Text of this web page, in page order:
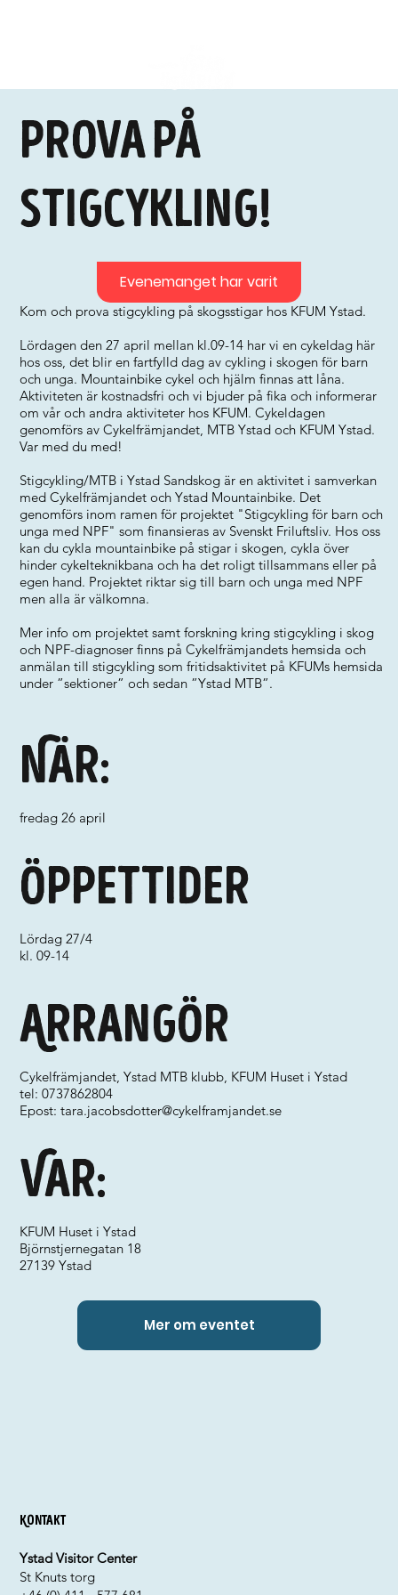
Prova på
Stigcykling!
Kom och prova stigcykling på skogsstigar hos KFUM Ystad.
Lördagen den 27 april mellan kl.09-14 har vi en cykeldag här
hos oss, det blir en fartfylld dag av cykling i skogen för barn
och unga. Mountainbike cykel och hjälm finnas att låna.
Aktiviteten är kostnadsfri och vi bjuder på fika och informerar
om vår och andra aktiviteter hos KFUM. Cykeldagen
genomförs av Cykelfrämjandet, MTB Ystad och KFUM Ystad.
Var med du med!
Stigcykling/MTB i Ystad Sandskog är en aktivitet i samverkan
med Cykelfrämjandet och Ystad Mountainbike. Det
genomförs inom ramen för projektet "Stigcykling för barn och
unga med NPF" som finansieras av Svenskt Friluftsliv. Hos oss
kan du cykla mountainbike på stigar i skogen, cykla över
hinder cykelteknikbana och ha det roligt tillsammans eller på
egen hand. Projektet riktar sig till barn och unga med NPF
men alla är välkomna.
Mer info om projektet samt forskning kring stigcykling i skog
och NPF-diagnoser finns på Cykelfrämjandets hemsida och
anmälan till stigcykling som fritidsaktivitet på KFUMs hemsida
under ”sektioner” och sedan ”Ystad MTB”.
När:
fredag 26 april
Var:
Arrangör
Cykelfrämjandet, Ystad MTB klubb, KFUM Huset i Ystad
tel: 0737862804
Epost:tara.jacobsdotter@cykelframjandet.se
KFUM Huset i Ystad
Björnstjernegatan 18
27139 Ystad
Öppettider
Lördag 27/4
kl. 09-14
Mer om eventet
Evenemanget har varit
Kontakt
Ystad Visitor Center
St Knuts torg